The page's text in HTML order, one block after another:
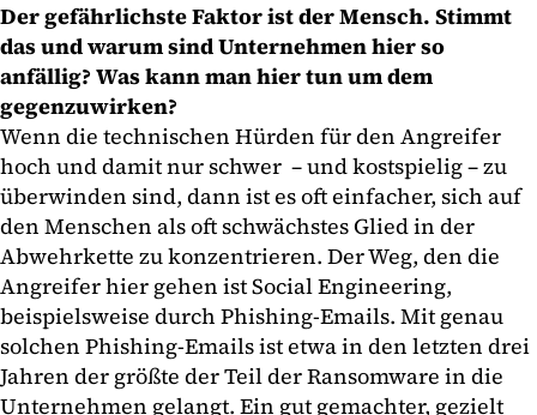
Der gefährlichste Faktor ist der Mensch. Stimmt
das und warum sind Unternehmen hier so
anfällig? Was kann man hier tun um dem
gegenzuwirken?
Wenn die technischen Hürden für den Angreifer
hoch und damit nur schwer – und kostspielig – zu
überwinden sind, dann ist es oft einfacher, sich auf
den Menschen als oft schwächstes Glied in der
Abwehrkette zu konzentrieren. Der Weg, den die
Angreifer hier gehen ist Social Engineering,
beispielsweise durch Phishing-Emails. Mit genau
solchen Phishing-Emails ist etwa in den letzten drei
Jahren der größte der Teil der Ransomware in die
Unternehmen gelangt. Ein gut gemachter, gezielt